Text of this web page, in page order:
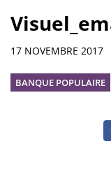
17 NOVEMBRE 2017
BANQUE POPULAIRE